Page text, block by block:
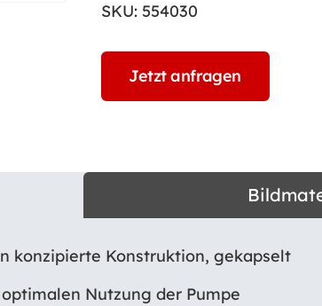
SKU: 554030
Jetzt anfragen
konzipierte Konstruktion, gekapselt
Nutzung der Pumpe